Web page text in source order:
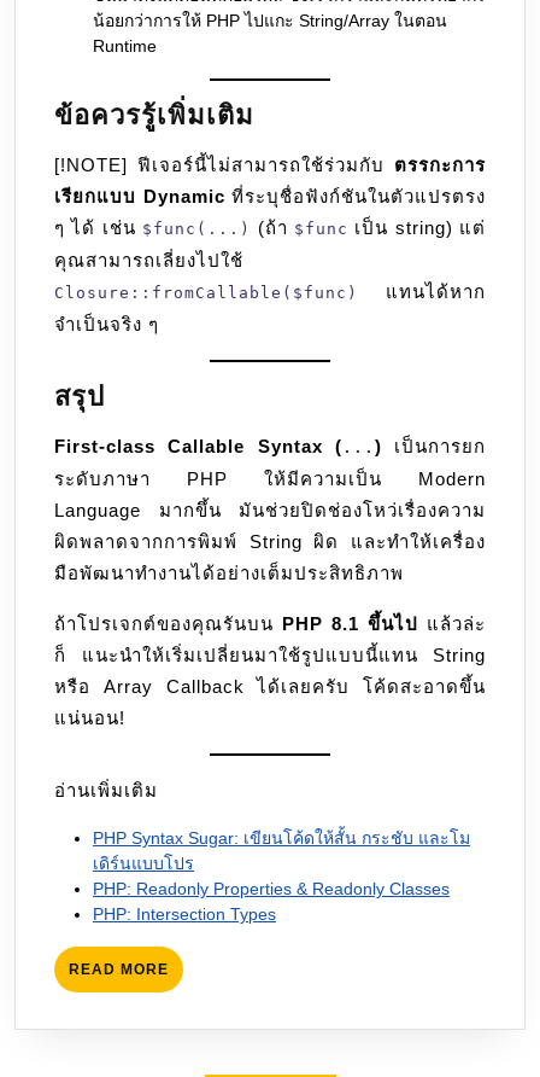
น้อยกว่าการให้ PHP ไปแกะ String/Array ในตอน
Runtime
ข้อควรรู้เพิ่มเติม
[!NOTE] ฟีเจอร์นี้ไม่สามารถใช้ร่วมกับ ตรรกะการ
เรียกแบบ Dynamic ที่ระบุชื่อฟังก์ชันในตัวแปรตรง
ๆ ได้ เช่น $func(...) (ถ้า $func เป็น string) แต่
คุณสามารถเลี่ยงไปใช้
Closure::fromCallable($func)
แทนได้หาก
จำเป็นจริง ๆ
สรุป
First-class Callable Syntax ( ... ) เป็นการยก
ระดับภาษา PHP ให้มีความเป็น Modern
Language มากขึ้น มันช่วยปิดช่องโหว่เรื่องความ
ผิดพลาดจากการพิมพ์ String ผิด และทำให้เครื่อง
มือพัฒนาทำงานได้อย่างเต็มประสิทธิภาพ
ถ้าโปรเจกต์ของคุณรันบน PHP 8.1 ขึ้นไป แล้วล่ะ
ก็ แนะนำให้เริ่มเปลี่ยนมาใช้รูปแบบนี้แทน String
หรือ Array Callback ได้เลยครับ โค้ดสะอาดขึ้น
แน่นอน!
อ่านเพิ่มเติม
PHP Syntax Sugar: เขียนโค้ดให้สั้น กระชับ และโม
เดิร์นแบบโปร
PHP: Readonly Properties & Readonly Classes
PHP: Intersection Types
READ MORE READ
MORE